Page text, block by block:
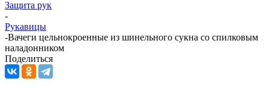
Защита рук
-
Рукавицы
-Вачеги цельнокроенные из шинельного сукна со спилковым
наладонником
Поделиться